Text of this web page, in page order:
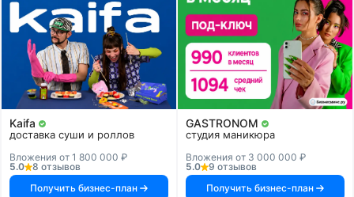
Kaifa
доставка суши и роллов
Вложения от 1 800 000 ₽
5.0
8 отзывов
Получить бизнес-план
GASTRONOM
студия маникюра
Вложения от 3 000 000 ₽
5.0
9 отзывов
Получить бизнес-план